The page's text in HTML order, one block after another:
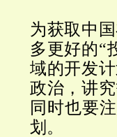
为获取中
多更好的“
域的开发
政治，讲
同时也要
划。